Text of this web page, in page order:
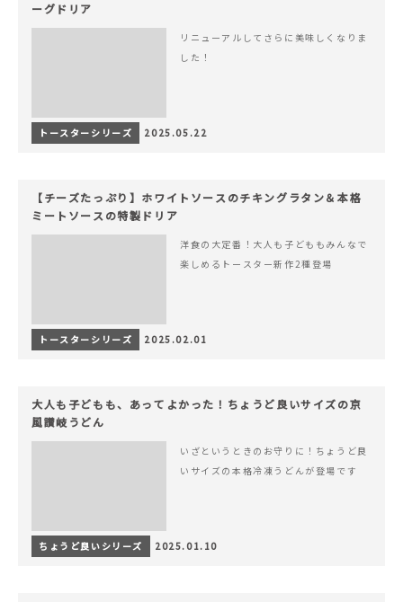
ーグドリア
リニューアルしてさらに美味しくなりま
した！
トースターシリーズ 2025.05.22
【チーズたっぷり】ホワイトソースのチキングラタン＆本格
ミートソースの特製ドリア
洋食の大定番！大人も子どももみんなで
楽しめるトースター新作2種登場
トースターシリーズ 2025.02.01
大人も子どもも、あってよかった！ちょうど良いサイズの京
風讃岐うどん
いざというときのお守りに！ちょうど良
いサイズの本格冷凍うどんが登場です
ちょうど良いシリーズ 2025.01.10